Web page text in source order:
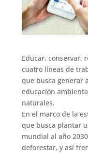
Educar, conservar,
cuatro líneas de
que busca generar
educación
naturales.
En el marco de la
que busca plantar
mundial al año
deforestar, y así